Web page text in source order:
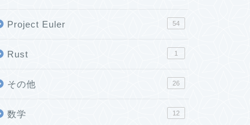
Project Euler 54
Rust 1
その他 26
数学 12